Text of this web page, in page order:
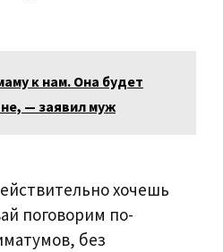
к нам. Она будет
— заявил муж
хочешь
поговорим по-
без